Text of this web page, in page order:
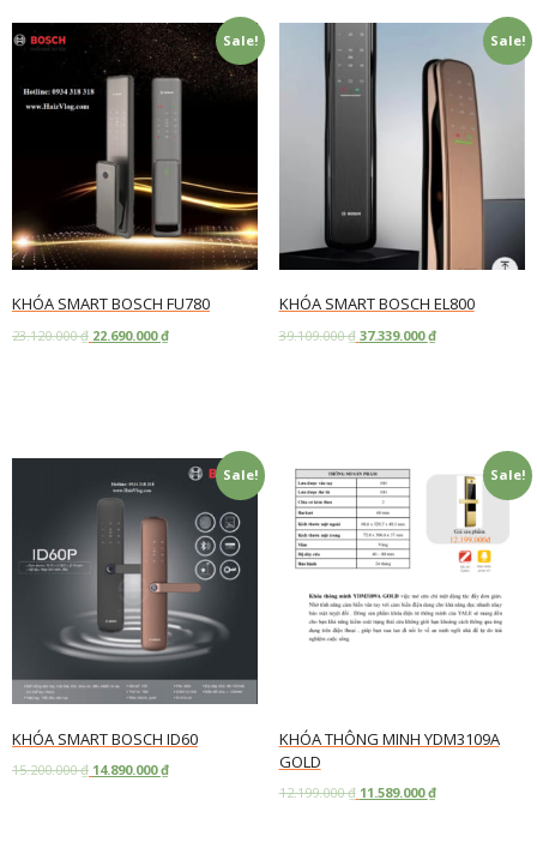
Sale!
KHÓA SMART BOSCH FU780
23.120.000₫ 22.690.000₫
Sale!
KHÓA SMART BOSCH EL800
39.109.000₫ 37.339.000₫
Sale!
KHÓA SMART BOSCH ID60
15.200.000₫ 14.890.000₫
Sale!
KHÓA THÔNG MINH YDM3109A
GOLD
12.199.000₫ 11.589.000₫